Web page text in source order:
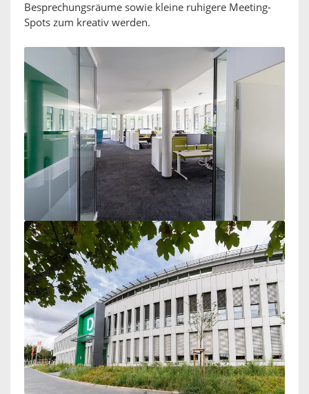
Besprechungsräume sowie kleine ruhigere Meeting-
Spots zum kreativ werden.